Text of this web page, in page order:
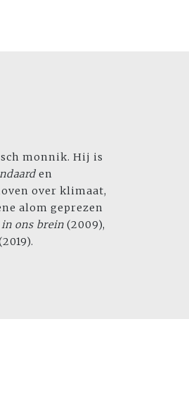
monnik. Hij is
en
over klimaat,
alom geprezen
ons brein (2009),